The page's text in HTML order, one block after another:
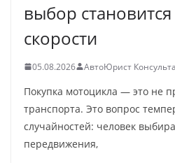
выбор
скорости
05.08.2026 АвтоЮрист
Покупка мотоцикла — это не
транспорта. Это вопрос
случайностей: человек
передвижения,